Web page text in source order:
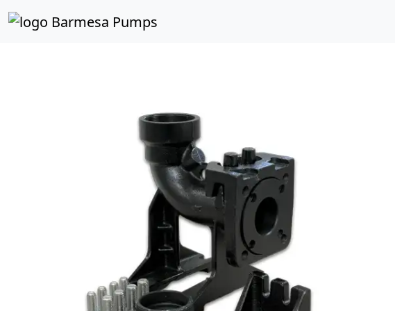
Inicio Catálogo de Productos